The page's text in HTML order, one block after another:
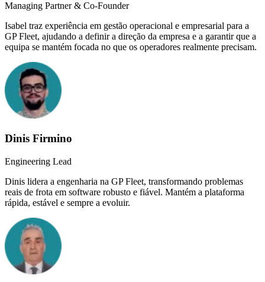
Managing Partner & Co-Founder
Isabel traz experiência em gestão operacional e empresarial para a
GP Fleet, ajudando a definir a direção da empresa e a garantir que a
equipa se mantém focada no que os operadores realmente precisam.
Dinis Firmino
Engineering Lead
Dinis lidera a engenharia na GP Fleet, transformando problemas
reais de frota em software robusto e fiável. Mantém a plataforma
rápida, estável e sempre a evoluir.